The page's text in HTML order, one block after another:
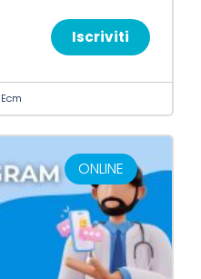
Iscriviti
ONLINE